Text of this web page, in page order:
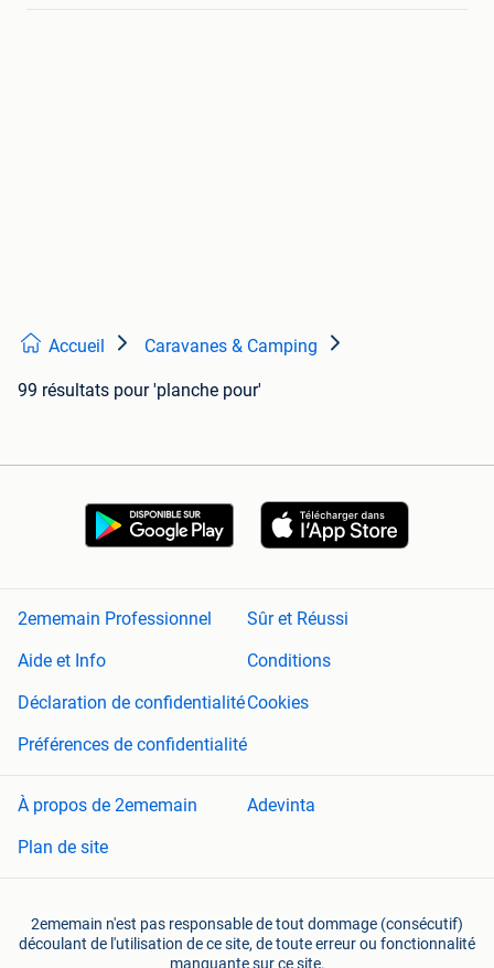
Accueil Caravanes & Camping
99 résultats pour 'planche pour'
2ememain Professionnel
Sûr et Réussi
Aide et Info
Conditions
Déclaration de confidentialitéCookies
Préférences de confidentialité
À propos de 2ememain
Adevinta
Plan de site
2ememain n'est pas responsable de tout dommage (consécutif)
découlant de l'utilisation de ce site, de toute erreur ou fonctionnalité
manquante sur ce site.